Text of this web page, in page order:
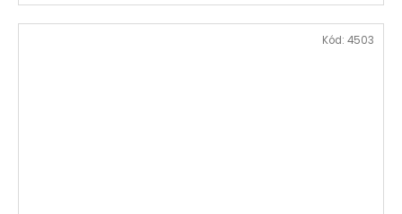
Kód: 4503